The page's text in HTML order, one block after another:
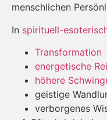
menschlichen
In spirituell-
Transformation
energetische
höhere
geistige
verborgenes